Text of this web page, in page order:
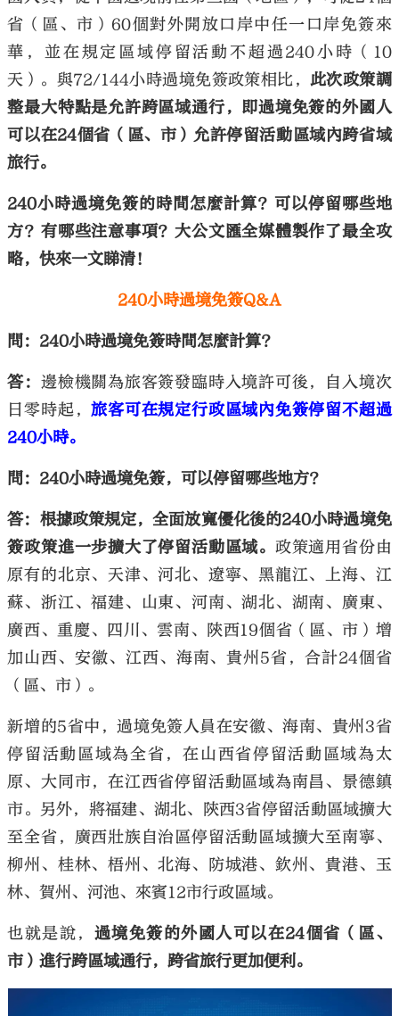
省（區、市）60個對外開放口岸中任一口岸免簽來
華，並在規定區域停留活動不超過240小時（10
天）。與72/144小時過境免簽政策相比， 此次政策調
整最大特點是允許跨區域通行，即過境免簽的外國人
可以在24個省（區、市）允許停留活動區域內跨省域
旅行。
240小時過境免簽的時間怎麼計算？可以停留哪些地
方？有哪些注意事項？大公文匯全媒體製作了最全攻
略，快來一文睇清！
240小時過境免簽Q&A
問：240小時過境免簽時間怎麼計算？
答： 邊檢機關為旅客簽發臨時入境許可後，自入境次
日零時起，旅客可在規定行政區域內免簽停留不超過
240小時。
問：240小時過境免簽，可以停留哪些地方？
答：根據政策規定，全面放寬優化後的240小時過境免
簽政策進一步擴大了停留活動區域。 政策適用省份由
原有的北京、天津、河北、遼寧、黑龍江、上海、江
蘇、浙江、福建、山東、河南、湖北、湖南、廣東、
廣西、重慶、四川、雲南、陝西19個省（區、市）增
加山西、安徽、江西、海南、貴州5省，合計24個省
（區、市）。
新增的5省中，過境免簽人員在安徽、海南、貴州3省
停留活動區域為全省，在山西省停留活動區域為太
原、大同市，在江西省停留活動區域為南昌、景德鎮
市。另外，將福建、湖北、陝西3省停留活動區域擴大
至全省，廣西壯族自治區停留活動區域擴大至南寧、
柳州、桂林、梧州、北海、防城港、欽州、貴港、玉
林、賀州、河池、來賓12市行政區域。
也就是說， 過境免簽的外國人可以在24個省（區、
市）進行跨區域通行，跨省旅行更加便利。